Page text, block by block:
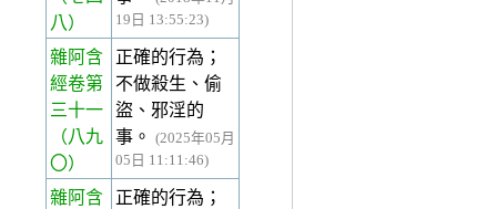
八）
19日 13:55:23)
雜阿含
經卷第
三十一
（八九
〇）
正確的行為；
不做殺生、偷
盜、邪淫的
事。
(2025年05月
05日 11:11:46)
雜阿含
正確的行為；